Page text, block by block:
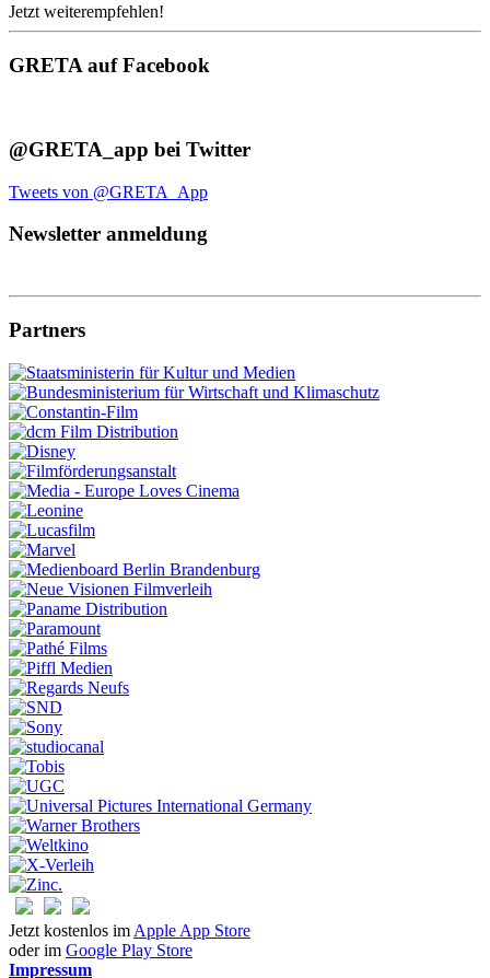
Jetzt weiterempfehlen!
GRETA auf Facebook
@GRETA_app bei Twitter
Tweets von @GRETA_App
Newsletter anmeldung
Partners
Jetzt kostenlos im Apple App Store
oder im Google Play Store
Impressum